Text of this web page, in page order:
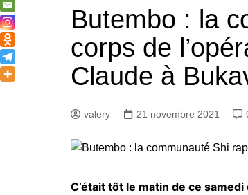
Butembo : la
corps de
Claude à
valery 21 novembre 2021
C’était tôt le matin de ce